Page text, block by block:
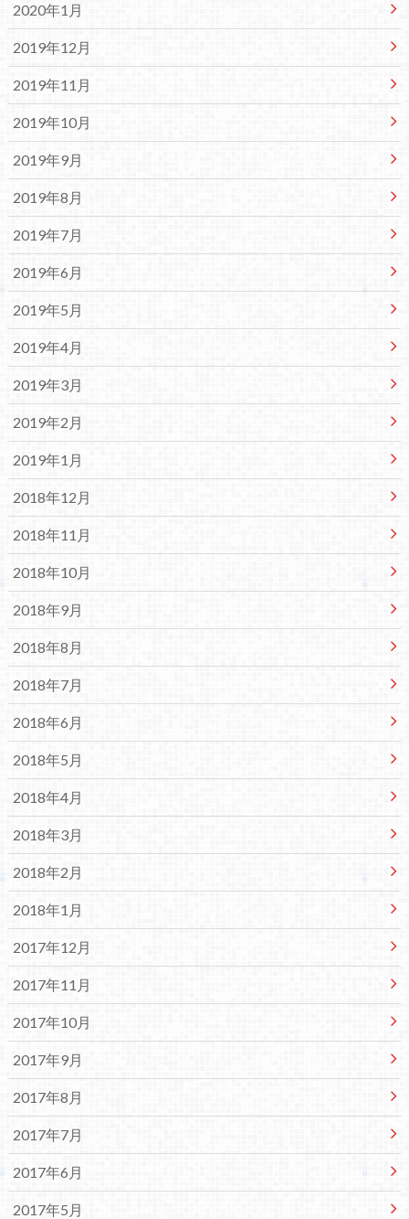
2020年1月
2019年12月
2019年11月
2019年10月
2019年9月
2019年8月
2019年7月
2019年6月
2019年5月
2019年4月
2019年3月
2019年2月
2019年1月
2018年12月
2018年11月
2018年10月
2018年9月
2018年8月
2018年7月
2018年6月
2018年5月
2018年4月
2018年3月
2018年2月
2018年1月
2017年12月
2017年11月
2017年10月
2017年9月
2017年8月
2017年7月
2017年6月
2017年5月